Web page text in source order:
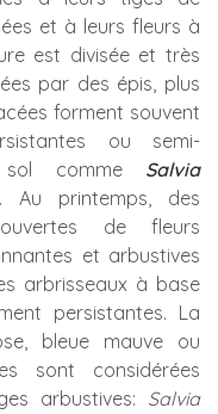
et à leurs fleurs à
est divisée et très
par des épis, plus
forment souvent
ou semi-
sol comme Salvia
Au printemps, des
de fleurs
et arbustives
arbrisseaux à base
persistantes. La
bleue mauve ou
sont considérées
arbustives: Salvia